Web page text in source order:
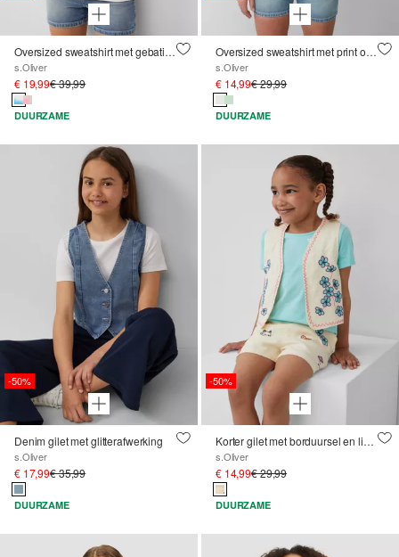
Oversized sweatshirt met gebatikt effect
s.Oliver
€ 19,99€ 39,99
DUURZAME
Oversized sweatshirt met print op de voorkant
s.Oliver
€ 14,99€ 29,99
DUURZAME
-50%
Denim gilet met glitterafwerking
s.Oliver
€ 17,99€ 35,99
DUURZAME
-50%
Korter gilet met borduursel en linnen look
s.Oliver
€ 14,99€ 29,99
DUURZAME